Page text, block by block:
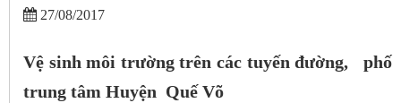
27/08/2017
Vệ sinh môi trường trên các tuyến đường, phố
trung tâm Huyện Quế Võ